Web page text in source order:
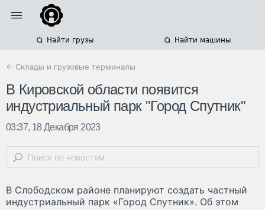
Найти грузы Найти машины
← Склады и грузовые терминалы
В Кировской области появится
индустриальный парк "Город Спутник"
03:37, 18 Декабря 2023
В Слободском районе планируют создать частный
индустриальный парк «Город Спутник». Об этом